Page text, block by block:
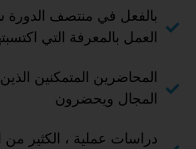
بالفعل في منتصف الدورة
العمل بالمعرفة التي
المحاضرين المتمكنين
المجال ويحضرون
دراسات عملية ، الكثير